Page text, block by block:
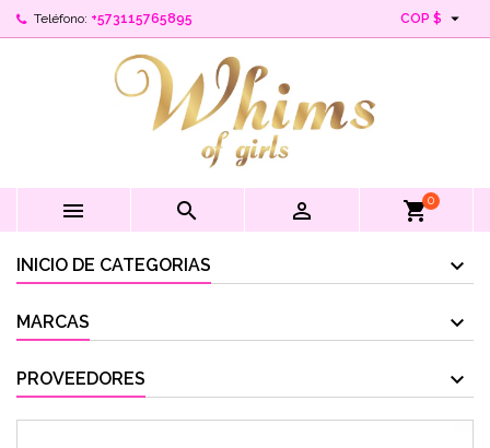
Teléfono: +573115765895 COP $ 
   shopping_cart0
INICIO DE CATEGORIAS
MARCAS
PROVEEDORES